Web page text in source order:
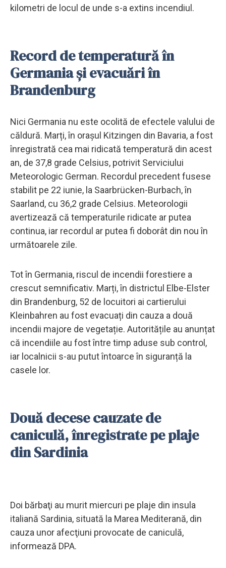
kilometri de locul de unde s-a extins incendiul.
Record de temperatură în
Germania și evacuări în
Brandenburg
Nici Germania nu este ocolită de efectele valului de
căldură. Marți, în orașul Kitzingen din Bavaria, a fost
înregistrată cea mai ridicată temperatură din acest
an, de 37,8 grade Celsius, potrivit Serviciului
Meteorologic German. Recordul precedent fusese
stabilit pe 22 iunie, la Saarbrücken-Burbach, în
Saarland, cu 36,2 grade Celsius. Meteorologii
avertizează că temperaturile ridicate ar putea
continua, iar recordul ar putea fi doborât din nou în
următoarele zile.
Tot în Germania, riscul de incendii forestiere a
crescut semnificativ. Marți, în districtul Elbe-Elster
din Brandenburg, 52 de locuitori ai cartierului
Kleinbahren au fost evacuați din cauza a două
incendii majore de vegetație. Autoritățile au anunțat
că incendiile au fost între timp aduse sub control,
iar localnicii s-au putut întoarce în siguranță la
casele lor.
Două decese cauzate de
caniculă, înregistrate pe plaje
din Sardinia
Doi bărbaţi au murit miercuri pe plaje din insula
italiană Sardinia, situată la Marea Mediterană, din
cauza unor afecţiuni provocate de caniculă,
informează DPA.